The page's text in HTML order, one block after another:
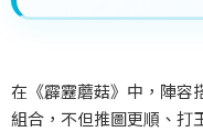
在《霹靂蘑菇》中，陣容
組合，不但推圖更順、打